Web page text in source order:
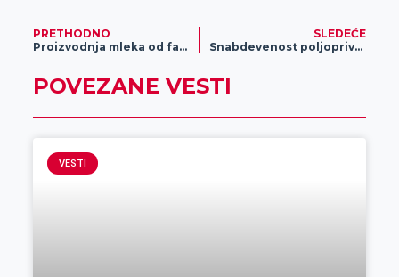
PRETHODNO
Proizvodnja mleka od farme do kućnog praga bez proizvodnje hrane
SLEDEĆE
Snabdevenost poljoprivrednih apoteka zaštitnim sredstvima nakon zabrane upotrebe 113 pesticida
POVEZANE VESTI
VESTI